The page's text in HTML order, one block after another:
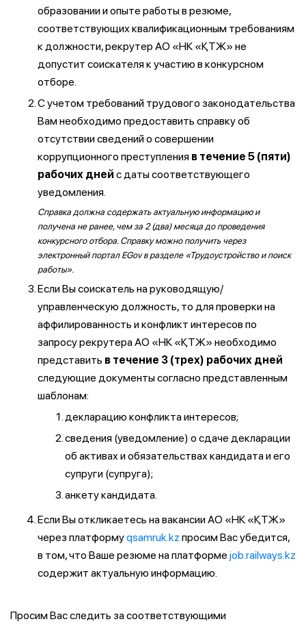
образовании и опыте работы в резюме,
соответствующих квалификационным требованиям
к должности, рекрутер АО «НК «ҚТЖ» не
допустит соискателя к участию в конкурсном
отборе.
С учетом требований трудового законодательства
Вам необходимо предоставить справку об
отсутствии сведений о совершении
коррупционного преступления в течение 5 (пяти)
рабочих дней с даты соответствующего
уведомления.
Справка должна содержать актуальную информацию и
получена не ранее, чем за 2 (два) месяца до проведения
конкурсного отбора. Справку можно получить через
электронный портал EGov в разделе «Трудоустройство и поиск
работы».
Если Вы соискатель на руководящую/
управленческую должность, то для проверки на
аффилированность и конфликт интересов по
запросу рекрутера АО «НК «ҚТЖ» необходимо
представить в течение 3 (трех) рабочих дней
следующие документы согласно представленным
шаблонам:
декларацию конфликта интересов;
сведения (уведомление) о сдаче декларации
об активах и обязательствах кандидата и его
супруги (супруга);
анкету кандидата.
Если Вы откликаетесь на вакансии АО «НК «ҚТЖ»
через платформуqsamruk.kz просим Вас убедится,
в том, что Ваше резюме на платформе job.railways.kz
содержит актуальную информацию.
Просим Вас следить за соответствующими